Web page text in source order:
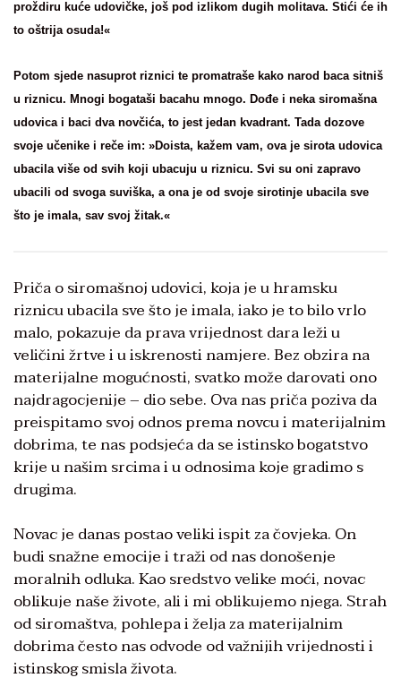
proždiru kuće udovičke, još pod izlikom dugih molitava. Stići će ih
to oštrija osuda!«
Potom sjede nasuprot riznici te promatraše kako narod baca sitniš
u riznicu. Mnogi bogataši bacahu mnogo. Dođe i neka siromašna
udovica i baci dva novčića, to jest jedan kvadrant. Tada dozove
svoje učenike i reče im: »Doista, kažem vam, ova je sirota udovica
ubacila više od svih koji ubacuju u riznicu. Svi su oni zapravo
ubacili od svoga suviška, a ona je od svoje sirotinje ubacila sve
što je imala, sav svoj žitak.«
Priča o siromašnoj udovici, koja je u hramsku
riznicu ubacila sve što je imala, iako je to bilo vrlo
malo, pokazuje da prava vrijednost dara leži u
veličini žrtve i u iskrenosti namjere. Bez obzira na
materijalne mogućnosti, svatko može darovati ono
najdragocjenije – dio sebe. Ova nas priča poziva da
preispitamo svoj odnos prema novcu i materijalnim
dobrima, te nas podsjeća da se istinsko bogatstvo
krije u našim srcima i u odnosima koje gradimo s
drugima.
Novac je danas postao veliki ispit za čovjeka. On
budi snažne emocije i traži od nas donošenje
moralnih odluka. Kao sredstvo velike moći, novac
oblikuje naše živote, ali i mi oblikujemo njega. Strah
od siromaštva, pohlepa i želja za materijalnim
dobrima često nas odvode od važnijih vrijednosti i
istinskog smisla života.